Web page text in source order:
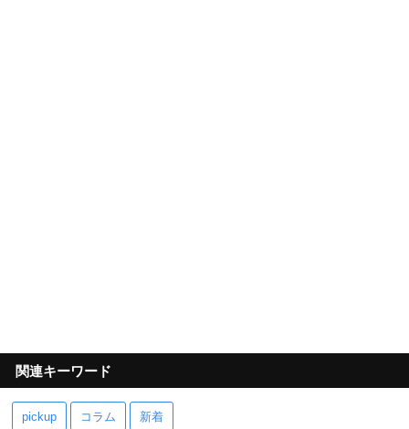
関連キーワード
pickup コラム 新着